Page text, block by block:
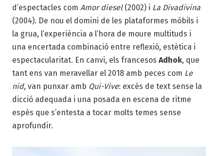
d’espectacles com Amor diesel (2002) i La Divadivina
(2004). De nou el domini de les plataformes mòbils i
la grua, l’experiència a l’hora de moure multituds i
una encertada combinació entre reflexió, estètica i
espectacularitat. En canvi, els francesos Adhok, que
tant ens van meravellar el 2018 amb peces com Le
nid, van punxar amb Qui-Vive: excés de text sense la
dicció adequada i una posada en escena de ritme
espès que s’entesta a tocar molts temes sense
aprofundir.